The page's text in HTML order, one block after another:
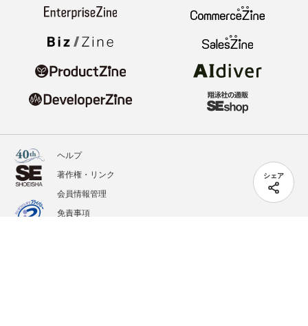
シェア
ヘルプ
著作権・リンク
会員情報管理
免責事項